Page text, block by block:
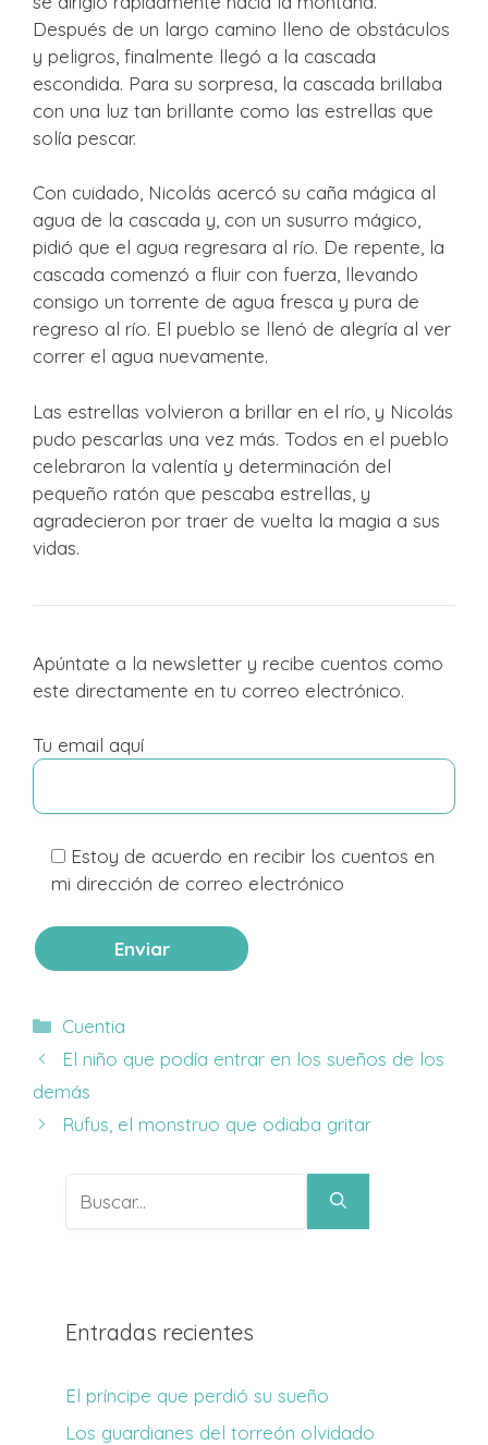
Después de un largo camino lleno de obstáculos
y peligros, finalmente llegó a la cascada
escondida. Para su sorpresa, la cascada brillaba
con una luz tan brillante como las estrellas que
solía pescar.
Con cuidado, Nicolás acercó su caña mágica al
agua de la cascada y, con un susurro mágico,
pidió que el agua regresara al río. De repente, la
cascada comenzó a fluir con fuerza, llevando
consigo un torrente de agua fresca y pura de
regreso al río. El pueblo se llenó de alegría al ver
correr el agua nuevamente.
Las estrellas volvieron a brillar en el río, y Nicolás
pudo pescarlas una vez más. Todos en el pueblo
celebraron la valentía y determinación del
pequeño ratón que pescaba estrellas, y
agradecieron por traer de vuelta la magia a sus
vidas.
Apúntate a la newsletter y recibe cuentos como
este directamente en tu correo electrónico.
Tu email aquí
Estoy de acuerdo en recibir los cuentos en
mi dirección de correo electrónico
Categorías
Cuentia
El niño que podía entrar en los sueños de los
demás
Rufus, el monstruo que odiaba gritar
Entradas recientes
El príncipe que perdió su sueño
Los guardianes del torreón olvidado